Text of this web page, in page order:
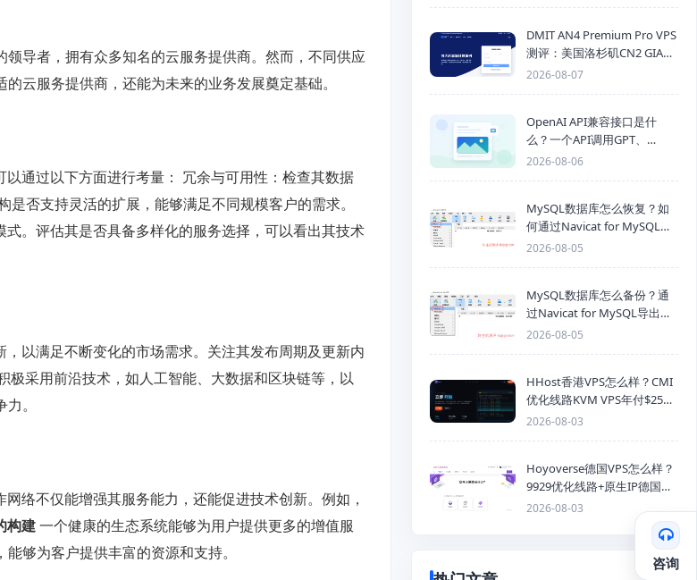
导者，拥有众多知名的云服务提供商。然而，不同供应
云服务提供商，还能为未来的业务发展奠定基础。
通过以下方面进行考量： 冗余与可用性：检查其数据
否支持灵活的扩展，能够满足不同规模客户的需求。
。评估其是否具备多样化的服务选择，可以看出其技术
以满足不断变化的市场需求。关注其发布周期及更新内
极采用前沿技术，如人工智能、大数据和区块链等，以
。
络不仅能增强其服务能力，还能促进技术创新。例如，
构建一个健康的生态系统能够为用户提供更多的增值服
够为客户提供丰富的资源和支持。
DMIT AN4 Premium Pro VPS
测评：美国洛杉矶CN2 GIA三
网优化线路性能测试
2026-08-07
OpenAI API兼容接口是什
么？一个API调用GPT、
Claude、Gemini、DeepSeek
2026-08-06
MySQL数据库怎么恢复？如
何通过Navicat for MySQL导
入SQL备份文件
2026-08-05
MySQL数据库怎么备份？通
过Navicat for MySQL导出
Mysql数据库为SQL格式备份
2026-08-05
HHost香港VPS怎么样？CMI
优化线路KVM VPS年付$25
起，4GB内存优惠套餐
2026-08-03
Hoyoverse德国VPS怎么样？
9929优化线路+原生IP德国
KVM VPS推荐
2026-08-03
咨询